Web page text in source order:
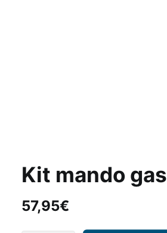
Kit mando gas
57,95€